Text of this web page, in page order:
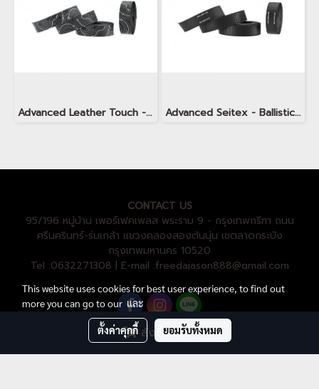
สั่งซื้อสินค้า
Advanced Leather Touch - Minimalism TOPO Snow White Advanced Seitex - Ballistic Dragon Scale
CONTACT US
95/196 หมู่บ้าน เพอร์เฟคเพลส พระราม 9 - กรุงเทพกรีฑา ถนน
ศรีนครินทร์-ร่มเกล้า แขวงคลองสองต้นนุ่น เขตลาดกระบัง
กรุงเทพมหานคร 10520
Tel :0632271308 | E-mail :freedajason888@gmail.com
This website uses cookies for best user experience, to find out
more you can go to our และ
ตั้งค่าคุกกี้ ยอมรับทั้งหมด